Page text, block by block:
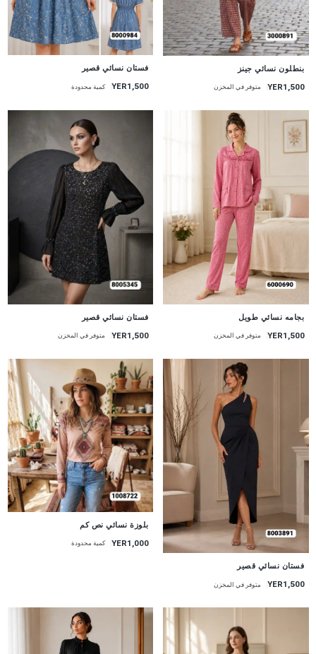
بنطلون نسائي جينز
YER1,500 متوفر في المخزن
جديد
فستان نسائي قصير
YER1,500 كمية محدودة
بجامه نسائي طويل
YER1,500 متوفر في المخزن
فستان نسائي قصير
YER1,500 متوفر في المخزن
جديد
فستان نسائي قصير
YER1,500 متوفر في المخزن
بلوزة نسائي نص كم
YER1,000 كمية محدودة